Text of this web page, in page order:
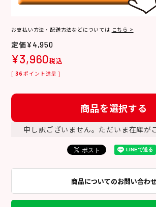
お支払い方法・配送方法などについては こちら >
¥4,950
¥3,960税込
[ 36 ポイント進呈 ]
商品を選択する
申し訳ございません。ただいま在庫が
商品についてのお問い合わせ